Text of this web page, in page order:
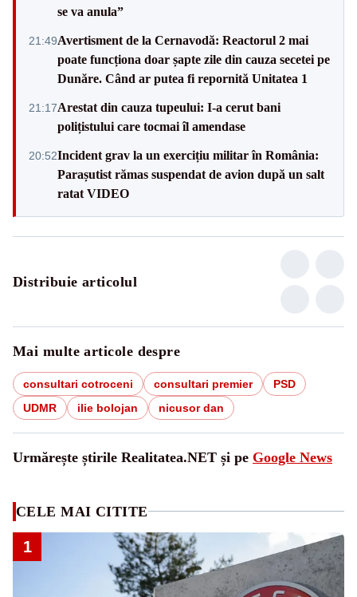
se va anula”
21:49Avertisment de la Cernavodă: Reactorul 2 mai
poate funcționa doar șapte zile din cauza secetei pe
Dunăre. Când ar putea fi repornită Unitatea 1
21:17Arestat din cauza tupeului: I-a cerut bani
polițistului care tocmai îl amendase
20:52Incident grav la un exercițiu militar în România:
Parașutist rămas suspendat de avion după un salt
ratat VIDEO
Distribuie articolul
Mai multe articole despre
consultari cotroceni consultari premier
PSD
UDMR
ilie bolojan nicusor dan
Urmărește știrile Realitatea.NET și pe Google News
CELE MAI CITITE
1